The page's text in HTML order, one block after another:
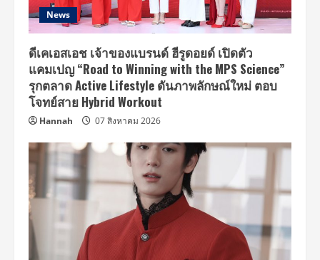
News
ดีเคเอสเอช เจ้าของแบรนด์ ฮีรูดอยด์ เปิดตัว
แคมเปญ “Road to Winning with the MPS Science”
รุกตลาด Active Lifestyle ดันภาพลักษณ์ใหม่ ตอบ
โจทย์สาย Hybrid Workout
Hannah 07 สิงหาคม 2026